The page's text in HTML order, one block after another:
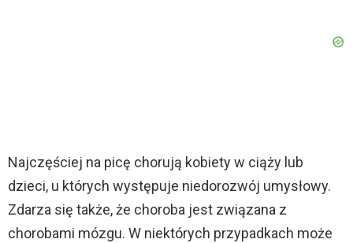
Najczęściej na picę chorują kobiety w ciąży lub
dzieci, u których występuje niedorozwój umysłowy.
Zdarza się także, że choroba jest związana z
chorobami mózgu. W niektórych przypadkach może